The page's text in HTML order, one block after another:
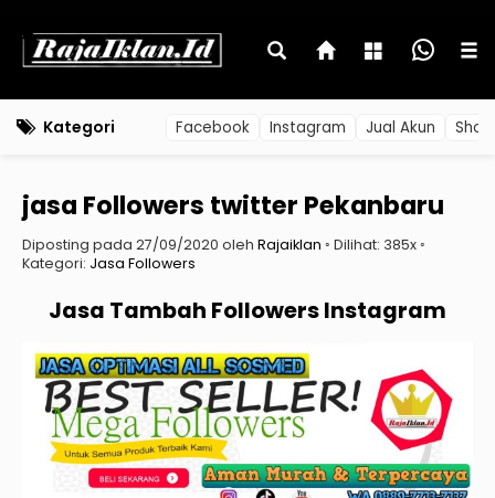
Kategori Facebook Instagram Jual Akun
jasa Followers twitter Pekanbaru
Diposting pada 27/09/2020 oleh Rajaiklan ◦ Dilihat: 385x ◦
Kategori: Jasa Followers
Jasa Tambah Followers Instagram